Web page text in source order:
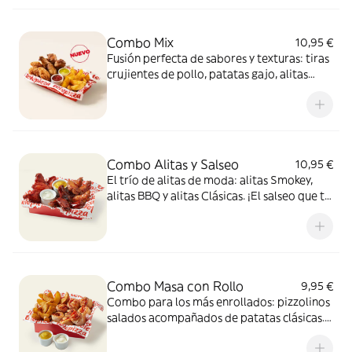
Combo Mix
10,95 €
Fusión perfecta de sabores y texturas: tiras
crujientes de pollo, patatas gajo, alitas
Combo Alitas y Salseo
10,95 €
El trío de alitas de moda: alitas Smokey,
alitas BBQ y alitas Clásicas. ¡El salseo que tu
Combo Masa con Rollo
9,95 €
Combo para los más enrollados: pizzolinos
salados acompañados de patatas clásicas.